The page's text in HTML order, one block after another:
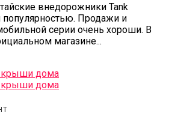
внедорожники Tank
Продажи и
серии очень хороши. В
магазине...